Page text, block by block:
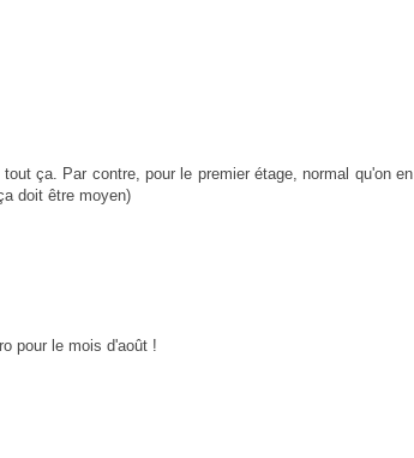
ça. Par contre, pour le premier étage, normal qu'on en
doit être moyen)
pour le mois d'août !